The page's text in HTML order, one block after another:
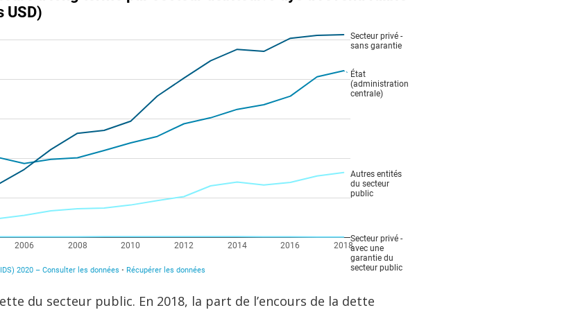
du secteur public. En 2018, la part de l’encours de la dette